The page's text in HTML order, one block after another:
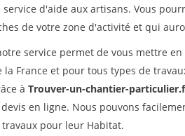
d'aide aux artisans. Vous
de votre zone d'activité et qui
service permet de vous mettre
la France et pour tous types de
à Trouver-un-chantier-
en ligne. Nous pouvons
pour leur Habitat.